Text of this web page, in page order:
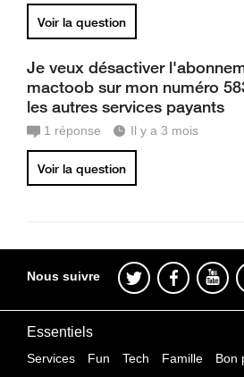
Voir la question
Je veux désactiver
mactoob sur mon numéro
les autres services payants
1 réponse Il y a 3 mois
Voir la question
Nous suivre
Essentiels
Services Fun Tech Famille Bon